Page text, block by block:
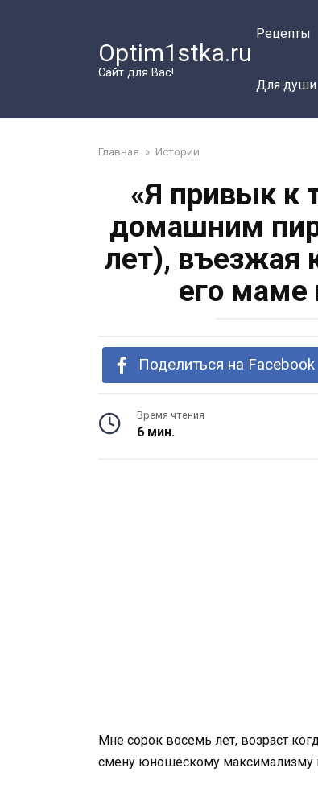
Optim1stka.ru
Сайт для Вас!
Рецепты
Для души
Главная » Истории
«Я привык к
домашним
лет), въезжая
его маме
Поделиться на Facebook
Время чтения
6 мин.
Мне сорок восемь лет, возраст
смену юношескому